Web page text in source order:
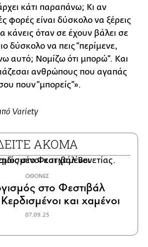
κάτι παραπάνω; Κι αν
φορές είναι δύσκολο να ξέρεις
κάνεις όταν σε έχουν βάλει σε
δύσκολο να πεις “περίμενε,
αυτό; Νομίζω ότι μπορώ”. Και
ανθρώπους που αγαπάς
πουν “μπορείς”».
Variety
ΑΚΟΜΑ
ΟΘΟΝΕΣ
στο Φεστιβάλ
και χαμένοι
07.09.25